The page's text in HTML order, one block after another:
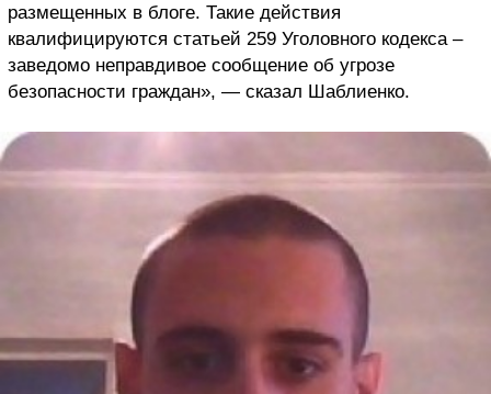
размещенных в блоге. Такие действия
квалифицируются статьей 259 Уголовного кодекса –
заведомо неправдивое сообщение об угрозе
безопасности граждан», — сказал Шаблиенко.